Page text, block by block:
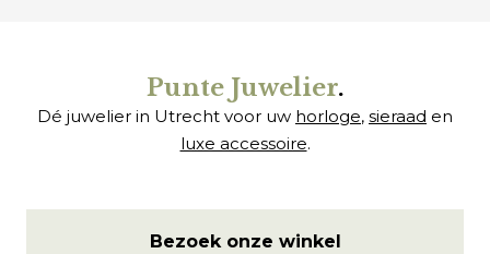
Punte Juwelier.
Dé juwelier in Utrecht voor uw horloge, sieraad en
luxe accessoire.
Bezoek onze winkel